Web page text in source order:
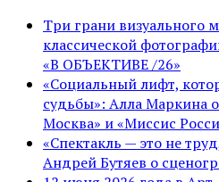
Три грани визуального
классической
«В ОБЪЕКТИВЕ /26»
«Социальный лифт,
судьбы»: Алла Маркина
Москва» и «Миссис
«Спектакль — это не
Андрей Бутяев о